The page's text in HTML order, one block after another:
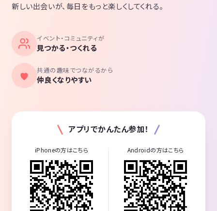
新しい出会いが、毎日をもっと楽しくしてくれる。
イベント・コミュニティが
見つかる・つくれる
共通の趣味でつながるから
仲良くなりやすい
アプリでかんたん参加！
iPhoneの方はこちら Androidの方はこちら